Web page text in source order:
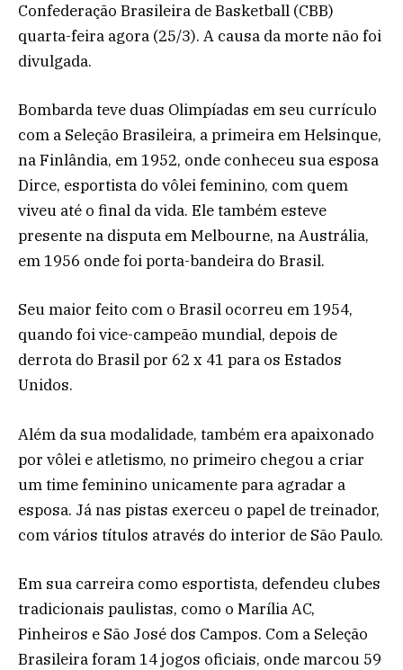
Confederação Brasileira de Basketball (CBB)
quarta-feira agora (25/3). A causa da morte não foi
divulgada.
Bombarda teve duas Olimpíadas em seu currículo
com a Seleção Brasileira, a primeira em Helsinque,
na Finlândia, em 1952, onde conheceu sua esposa
Dirce, esportista do vôlei feminino, com quem
viveu até o final da vida. Ele também esteve
presente na disputa em Melbourne, na Austrália,
em 1956 onde foi porta-bandeira do Brasil.
Seu maior feito com o Brasil ocorreu em 1954,
quando foi vice-campeão mundial, depois de
derrota do Brasil por 62 x 41 para os Estados
Unidos.
Além da sua modalidade, também era apaixonado
por vôlei e atletismo, no primeiro chegou a criar
um time feminino unicamente para agradar a
esposa. Já nas pistas exerceu o papel de treinador,
com vários títulos através do interior de São Paulo.
Em sua carreira como esportista, defendeu clubes
tradicionais paulistas, como o Marília AC,
Pinheiros e São José dos Campos. Com a Seleção
Brasileira foram 14 jogos oficiais, onde marcou 59